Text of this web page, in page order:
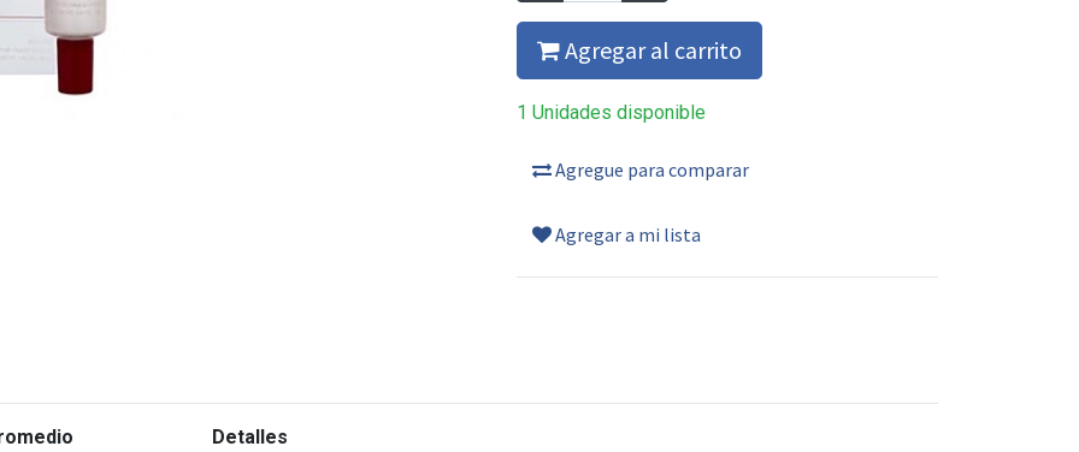
Agregar al carrito
1 Unidades disponible
Agregue para comparar
Agregar a mi lista
Detalles